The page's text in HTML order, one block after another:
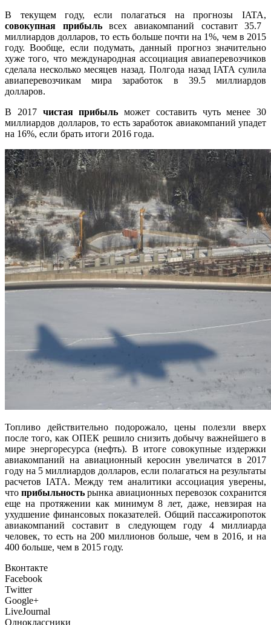
В текущем году, если полагаться на прогнозы IATA,
совокупная прибыльвсех авиакомпаний составит 35.7
миллиардов долларов, то есть больше почти на 1%, чем в 2015
году. Вообще, если подумать, данный прогноз значительно
хуже того, что международная ассоциация авиаперевозчиков
сделала несколько месяцев назад. Полгода назад IATA сулила
авиаперевозчикам мира заработок в 39.5 миллиардов
долларов.
В 2017 чистая прибыль может составить чуть менее 30
миллиардов долларов, то есть заработок авиакомпаний упадет
на 16%, если брать итоги 2016 года.
Топливо действительно подорожало, цены полезли вверх
после того, как ОПЕК решило снизить добычу важнейшего в
мире энергоресурса (нефть). В итоге совокупные издержки
авиакомпаний на авиационный керосин увеличатся в 2017
году на 5 миллиардов долларов, если полагаться на результаты
расчетов IATA. Между тем аналитики ассоциация уверены,
чтоприбыльность рынка авиационных перевозок сохранится
еще на протяжении как минимум 8 лет, даже, невзирая на
ухудшение финансовых показателей. Общий пассажиропоток
авиакомпаний составит в следующем году 4 миллиарда
человек, то есть на 200 миллионов больше, чем в 2016, и на
400 больше, чем в 2015 году.
Вконтакте
Facebook
Twitter
Google+
LiveJournal
Одноклассники